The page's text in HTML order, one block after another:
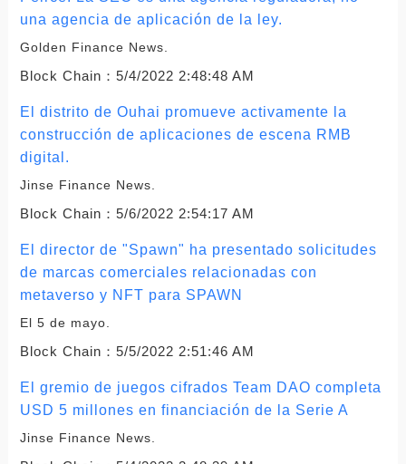
una agencia de aplicación de la ley.
Golden Finance News.
Block Chain： 5/4/2022 2:48:48 AM
El distrito de Ouhai promueve activamente la
construcción de aplicaciones de escena RMB
digital.
Jinse Finance News.
Block Chain： 5/6/2022 2:54:17 AM
El director de "Spawn" ha presentado solicitudes
de marcas comerciales relacionadas con
metaverso y NFT para SPAWN
El 5 de mayo.
Block Chain： 5/5/2022 2:51:46 AM
El gremio de juegos cifrados Team DAO completa
USD 5 millones en financiación de la Serie A
Jinse Finance News.